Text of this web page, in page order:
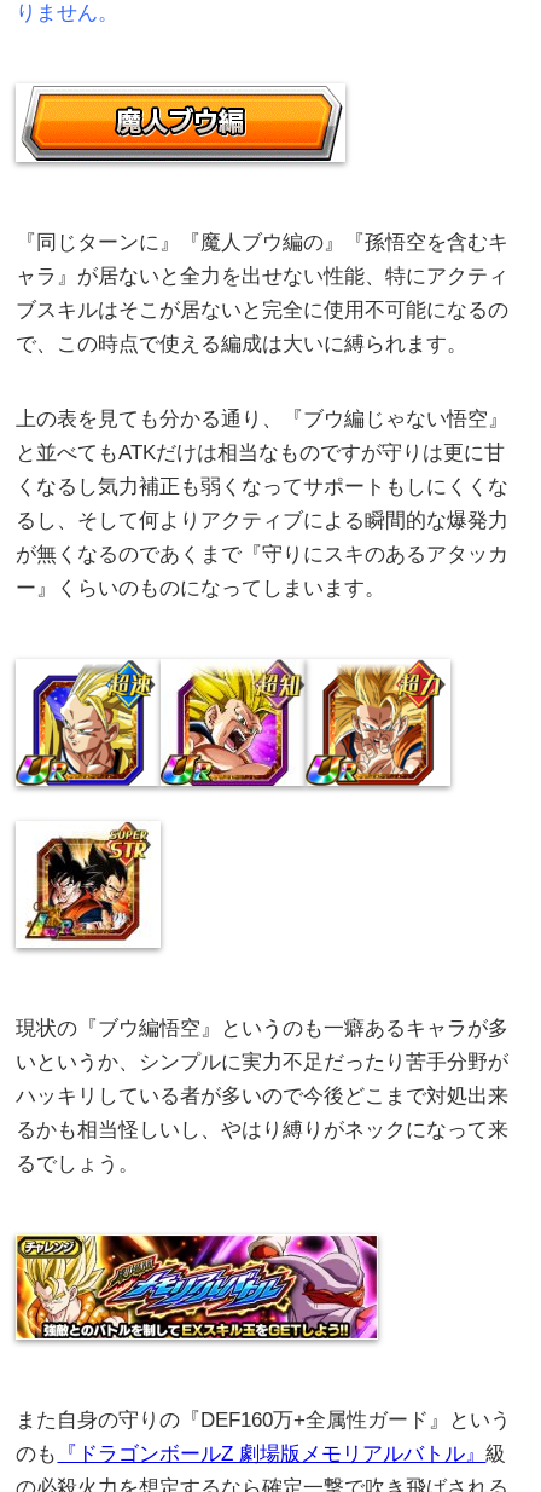
りません。
『同じターンに』『魔人ブウ編の』『孫悟空を含むキ
ャラ』が居ないと全力を出せない性能、特にアクティ
ブスキルはそこが居ないと完全に使用不可能になるの
で、この時点で使える編成は大いに縛られます。
上の表を見ても分かる通り、『ブウ編じゃない悟空』
と並べてもATKだけは相当なものですが守りは更に甘
くなるし気力補正も弱くなってサポートもしにくくな
るし、そして何よりアクティブによる瞬間的な爆発力
が無くなるのであくまで『守りにスキのあるアタッカ
ー』くらいのものになってしまいます。
現状の『ブウ編悟空』というのも一癖あるキャラが多
いというか、シンプルに実力不足だったり苦手分野が
ハッキリしている者が多いので今後どこまで対処出来
るかも相当怪しいし、やはり縛りがネックになって来
るでしょう。
また自身の守りの『DEF160万+全属性ガード』という
のも
『ドラゴンボールZ 劇場版メモリアルバトル』級